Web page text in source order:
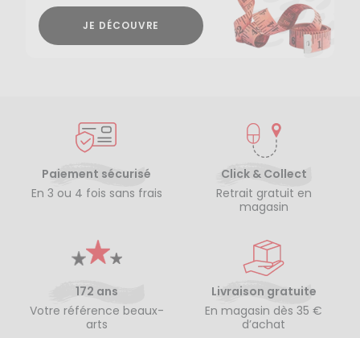
JE DÉCOUVRE
Paiement sécurisé
En 3 ou 4 fois sans frais
Click & Collect
Retrait gratuit en
magasin
172 ans
Votre référence beaux-
arts
Livraison gratuite
En magasin dès 35 €
d’achat